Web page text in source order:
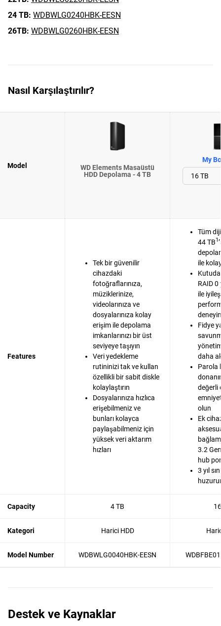
24 TB: WDBWLG0240HBK-EESN
26TB: WDBWLG0260HBK-EESN
Nasıl Karşılaştırılır?
Model
WD Elements Masaüstü
HDD Depolama - 4 TB
My
Features
Tek bir güvenilir
cihazdaki
fotoğraflarınıza,
müziklerinize,
videolarınıza ve
dosyalarınıza kolay
erişim ile depolama
imkanlarınızı bir üst
seviyeye taşıyın
Veri yedekleme
rutininizi tak ve kullan
özellikli bir sabit diskle
kolaylaştırın
Dosyalarınıza hızlıca
erişebilmeniz ve
bunları kolayca
paylaşabilmeniz için
yüksek veri aktarım
hızları
Tüm
44 TB1
ile
RAID 0
ile
Fidye
daha
Parola
değerli
olun
Ek
3.2
hub
3 yıl
Capacity 4 TB
Kategori Harici HDD
Model Number WDBWLG0040HBK-EESN
Destek ve Kaynaklar